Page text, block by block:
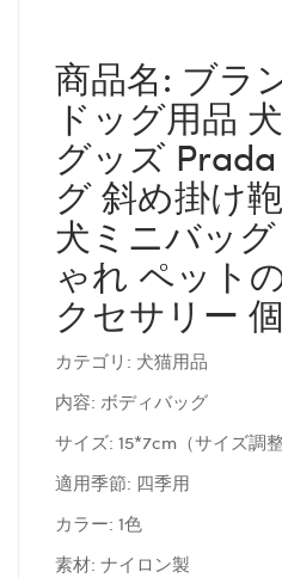
商品名: ブラ
ドッグ用品
グッズ
グ 斜め掛け
犬ミニバッ
ゃれ ペット
クセサリー
カテゴリ: 犬猫用品
内容: ボディバッグ
サイズ: 15*7cm（サイズ調整
適用季節: 四季用
カラー: 1色
素材: ナイロン製